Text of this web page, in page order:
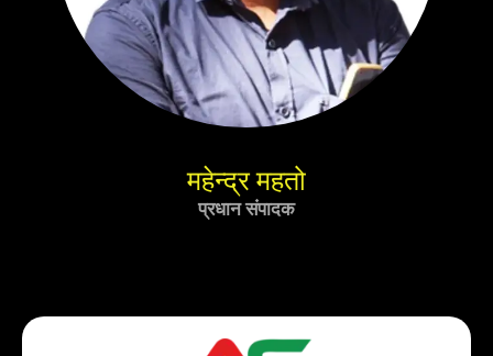
महेन्द्र महतो
प्रधान संपादक